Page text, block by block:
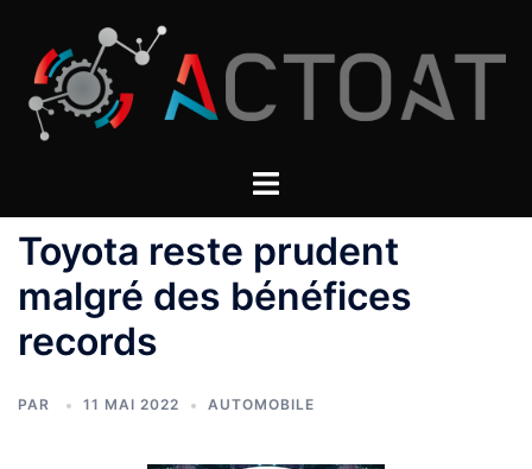
contenu
Toyota reste prudent
malgré des bénéfices
records
PAR 11 MAI 2022 AUTOMOBILE